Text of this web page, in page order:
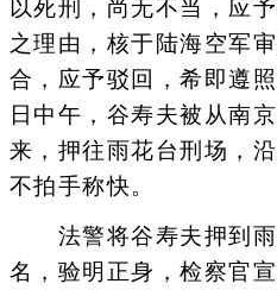
以死刑，尚无不当，应
之理由，核于陆海空军
合，应予驳回，希即遵
日中午，谷寿夫被从南
来，押往雨花台刑场，
不拍手称快。
法警将谷寿夫押到雨
名，验明正身，检察官